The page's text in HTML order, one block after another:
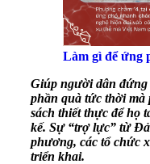
Làm gì để ứng
Giúp người dân
phần quà tức thời mà
sách thiết thực để họ
kế. Sự “trợ lực” từ
phương, các tổ chức
triển khai.